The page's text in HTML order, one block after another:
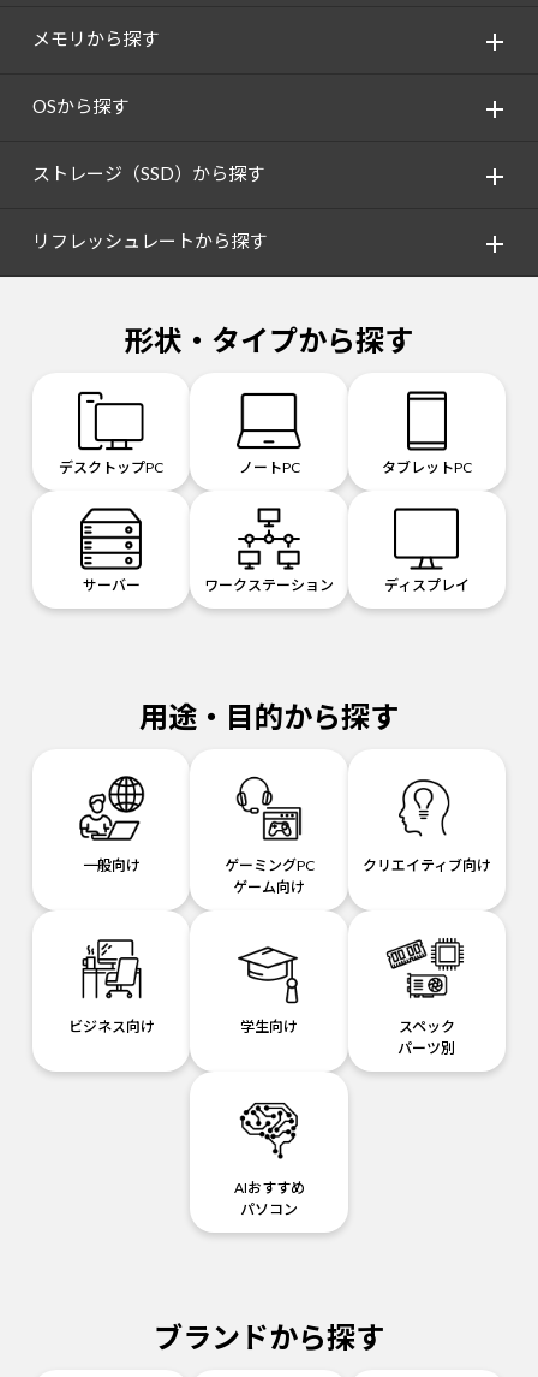
メモリから探す
OSから探す
ストレージ（SSD）から探す
リフレッシュレートから探す
形状・タイプから探す
デスクトップPC ノートPC タブレットPC
サーバー ワークステーション ディスプレイ
用途・目的から探す
一般向け
ゲーミングPC
ゲーム向け
クリエイティブ向け
ビジネス向け 学生向け
スペック
パーツ別
AIおすすめ
パソコン
ブランドから探す